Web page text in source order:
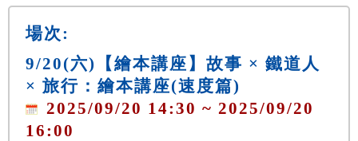
場次:
9/20(六)【繪本講座】故事 × 鐵道人
× 旅行：繪本講座(速度篇)
2025/09/20 14:30 ~ 2025/09/20
16:00